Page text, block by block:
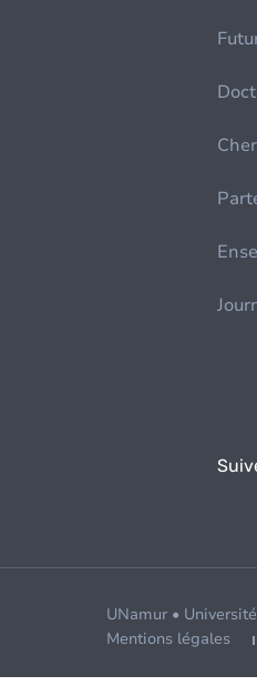
UNamur •
Mentions légales